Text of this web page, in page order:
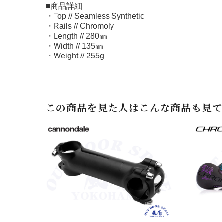
■商品詳細
・Top // Seamless Synthetic
・Rails // Chromoly
・Length // 280㎜
・Width // 135㎜
・Weight // 255g
この商品を見た人はこんな商品も見